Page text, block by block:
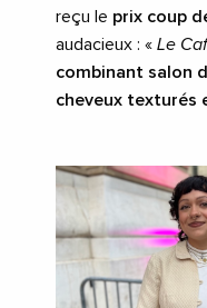
reçu le prix coup
audacieux : « Le
combinant salon
cheveux texturés